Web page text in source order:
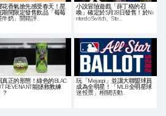
花香氣搶先感受春天！星
期間限定發售飲品「莓莓
牛奶」開箱評…
小說冒險遊戲「薛丁格的召
喚」確定於5月28日發售！於Ni
ntendo Switch、Ste…
真正的形態！綠色的BLAC
REVENANT能拯救教練
？
玩「Mejaspi」並讓大聯盟球員
成為全明星！「MLB 全明星球
迷投票」相關活動…